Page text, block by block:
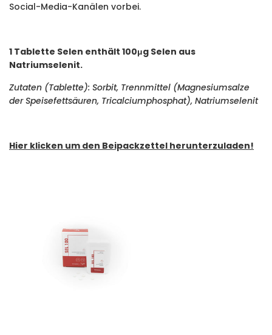
Social-Media-Kanälen vorbei.
1 Tablette Selen enthält 100μg Selen aus
Natriumselenit.
Zutaten (Tablette): Sorbit, Trennmittel (Magnesiumsalze
der Speisefettsäuren, Tricalciumphosphat), Natriumselenit
Hier klicken um den Beipackzettel herunterzuladen!